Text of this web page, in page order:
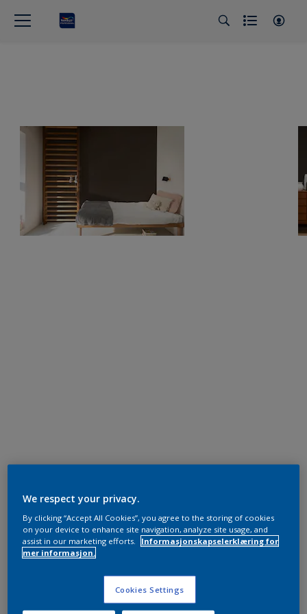
We respect your privacy.
By clicking “Accept All Cookies”, you agree to the storing of cookies
on your device to enhance site navigation, analyze site usage, and
assist in our marketing efforts.
Informasjonskapselerklæring for
mer informasjon.
Cookies Settings